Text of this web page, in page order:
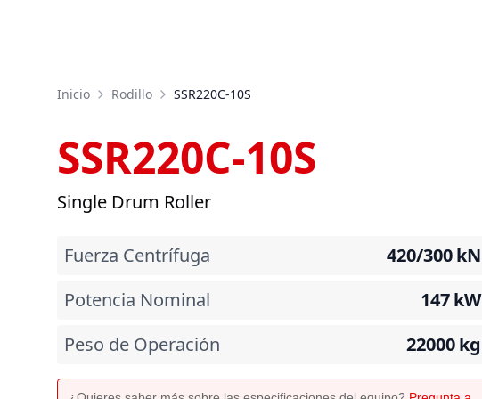
Inicio Rodillo SSR220C-10S
SSR220C-10S
Single Drum Roller
Fuerza Centrífuga 420/300kN
Potencia Nominal
147kW
Peso de Operación
22000kg